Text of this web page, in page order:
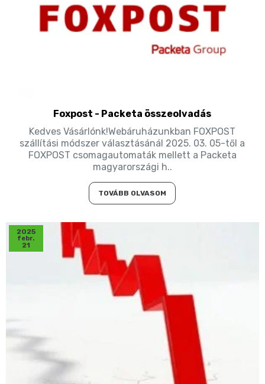
Foxpost - Packeta összeolvadás
Kedves Vásárlónk!Webáruházunkban FOXPOST
szállítási módszer választásánál 2025. 03. 05-től a
FOXPOST csomagautomaták mellett a Packeta
magyarországi h..
TOVÁBB OLVASOM
2025
febr.
21